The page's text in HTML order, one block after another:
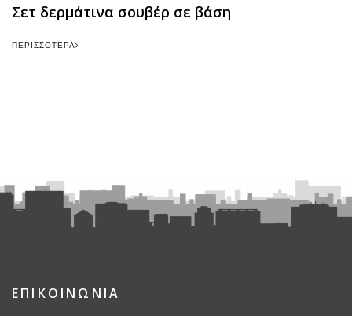
Σετ δερμάτινα σουβέρ σε βάση
ΠΕΡΙΣΣΌΤΕΡΑ
ΕΠΙΚΟΙΝΩΝΙΑ